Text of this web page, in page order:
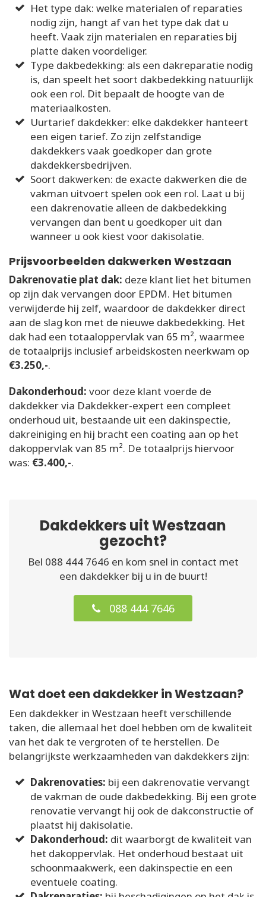
Het type dak: welke materialen of reparaties
nodig zijn, hangt af van het type dak dat u
heeft. Vaak zijn materialen en reparaties bij
platte daken voordeliger.
Type dakbedekking: als een dakreparatie nodig
is, dan speelt het soort dakbedekking natuurlijk
ook een rol. Dit bepaalt de hoogte van de
materiaalkosten.
Uurtarief dakdekker: elke dakdekker hanteert
een eigen tarief. Zo zijn zelfstandige
dakdekkers vaak goedkoper dan grote
dakdekkersbedrijven.
Soort dakwerken: de exacte dakwerken die de
vakman uitvoert spelen ook een rol. Laat u bij
een dakrenovatie alleen de dakbedekking
vervangen dan bent u goedkoper uit dan
wanneer u ook kiest voor dakisolatie.
Prijsvoorbeelden dakwerken Westzaan
Dakrenovatie plat dak: deze klant liet het bitumen
op zijn dak vervangen door EPDM. Het bitumen
verwijderde hij zelf, waardoor de dakdekker direct
aan de slag kon met de nieuwe dakbedekking. Het
dak had een totaaloppervlak van 65 m², waarmee
de totaalprijs inclusief arbeidskosten neerkwam op
€3.250,-.
Dakonderhoud: voor deze klant voerde de
dakdekker via Dakdekker-expert een compleet
onderhoud uit, bestaande uit een dakinspectie,
dakreiniging en hij bracht een coating aan op het
dakoppervlak van 85 m². De totaalprijs hiervoor
was: €3.400,-.
Dakdekkers uit Westzaan
gezocht?
Bel 088 444 7646 en kom snel in contact met
een dakdekker bij u in de buurt!
088 444 7646
Wat doet een dakdekker in Westzaan?
Een dakdekker in Westzaan heeft verschillende
taken, die allemaal het doel hebben om de kwaliteit
van het dak te vergroten of te herstellen. De
belangrijkste werkzaamheden van dakdekkers zijn:
Dakrenovaties: bij een dakrenovatie vervangt
de vakman de oude dakbedekking. Bij een grote
renovatie vervangt hij ook de dakconstructie of
plaatst hij dakisolatie.
Dakonderhoud: dit waarborgt de kwaliteit van
het dakoppervlak. Het onderhoud bestaat uit
schoonmaakwerk, een dakinspectie en een
eventuele coating.